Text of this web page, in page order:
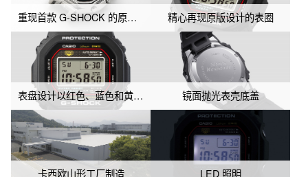
脂。通过采用 LED 背光，提高了照明的亮度。表壳尺寸从原型号的
41.6mm扩大到了如今常见的42.3mm。
表圈上的“PROTECTION”和“G-SHOCK”字样部分设计也忠实再现
了初代 G-SHOCK 。
表盘设计采用了初代 G-SHOCK的色彩，红色象征持续挑战的热
情，蓝色表示高防水性能，黄色表示抗冲击性能。还采用了象征坚
固性的砖纹图案。
手表的背盖采用旋入式镜面后盖，上面的文字布局和具有动感的
“Shock Resistant”字样同样让人联想到初代 G-SHOCK的设计，众
重现首款 G-SHOCK 的原创设计，腕表史上的里程碑 精心再现原版设计的表圈
表盘设计以红色、蓝色和黄色点缀 镜面抛光表壳底盖
卡西欧山形工厂制造 LED 照明